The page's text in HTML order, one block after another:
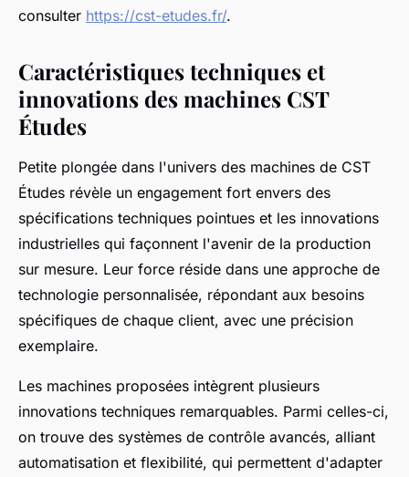
consulter https://cst-etudes.fr/.
Caractéristiques techniques et
innovations des machines CST
Études
Petite plongée dans l'univers des machines de CST
Études révèle un engagement fort envers des
spécifications techniques pointues et les innovations
industrielles qui façonnent l'avenir de la production
sur mesure. Leur force réside dans une approche de
technologie personnalisée, répondant aux besoins
spécifiques de chaque client, avec une précision
exemplaire.
Les machines proposées intègrent plusieurs
innovations techniques remarquables. Parmi celles-ci,
on trouve des systèmes de contrôle avancés, alliant
automatisation et flexibilité, qui permettent d'adapter